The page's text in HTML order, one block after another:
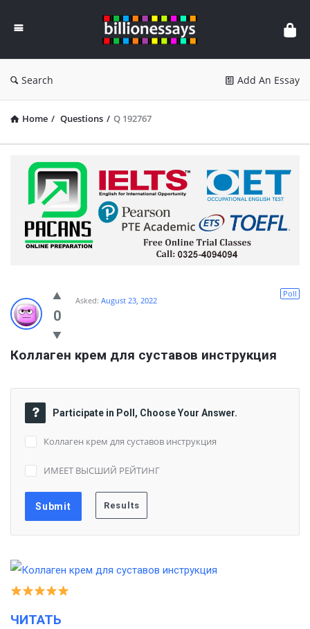
Essays
Search Add An Essay
Home / Questions / Q 192767
0
Poll
Asked: August 23, 2022
Коллаген крем для суставов инструкция
Participate in Poll, Choose Your Answer.
Коллаген крем для суставов инструкция
ИМЕЕТ ВЫСШИЙ РЕЙТИНГ
ЧИТАТЬ